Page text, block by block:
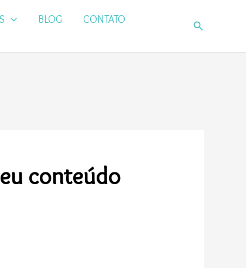
BLOG
CONTATO
Pesquisar
conteúdo